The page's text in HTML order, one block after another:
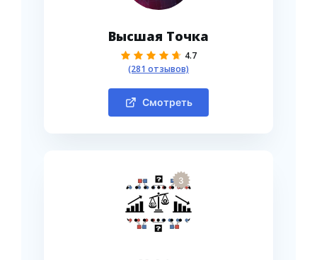
Высшая Точка
4.7
(281 отзывов)
Смотреть
3